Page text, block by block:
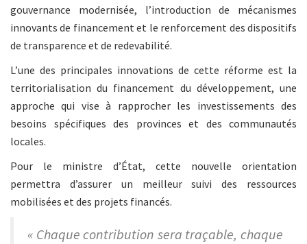
gouvernance modernisée, l’introduction de mécanismes
innovants de financement et le renforcement des dispositifs
de transparence et de redevabilité.
L’une des principales innovations de cette réforme est la
territorialisation du financement du développement, une
approche qui vise à rapprocher les investissements des
besoins spécifiques des provinces et des communautés
locales.
Pour le ministre d’État, cette nouvelle orientation
permettra d’assurer un meilleur suivi des ressources
mobilisées et des projets financés.
« Chaque contribution sera traçable, chaque